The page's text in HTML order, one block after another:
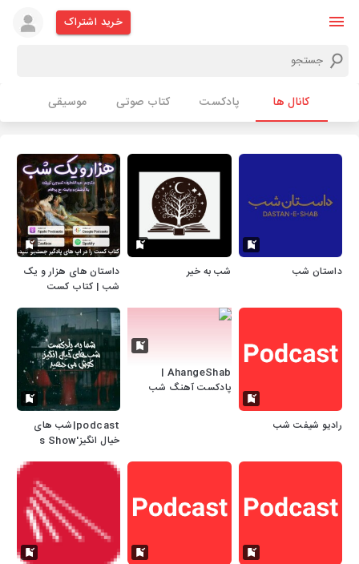
خرید اشتراک
کانال ها پادکست کتاب صوتی موسیقی
داستان شب شب به خیر
داستان های هزار و یک
شب | کتاب کست
رادیو شیفت شب
AhangeShab |
پادکست آهنگ شب
podcast|شب های
خیال انگیز's Show